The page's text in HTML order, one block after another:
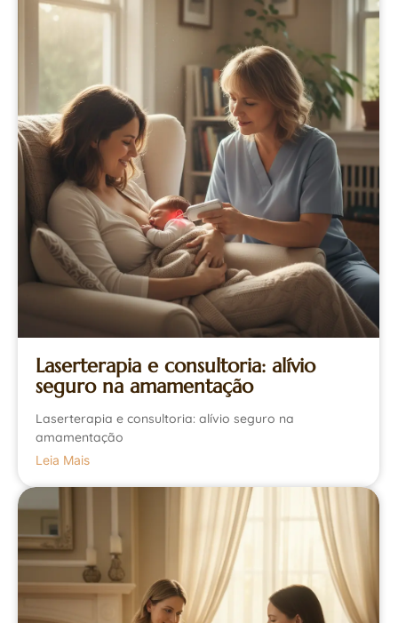
Laserterapia e consultoria: alívio
seguro na amamentação
Laserterapia e consultoria: alívio seguro na
amamentação
Leia Mais